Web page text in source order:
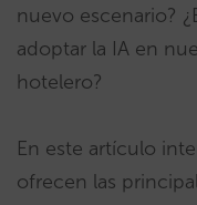
nuevo escenario?
adoptar la IA en
hotelero?
En este artículo
ofrecen las